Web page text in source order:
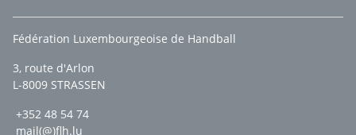
Fédération Luxembourgeoise de Handball
3, route d'Arlon
L-8009 STRASSEN
+352 48 54 74
mail(@)flh.lu